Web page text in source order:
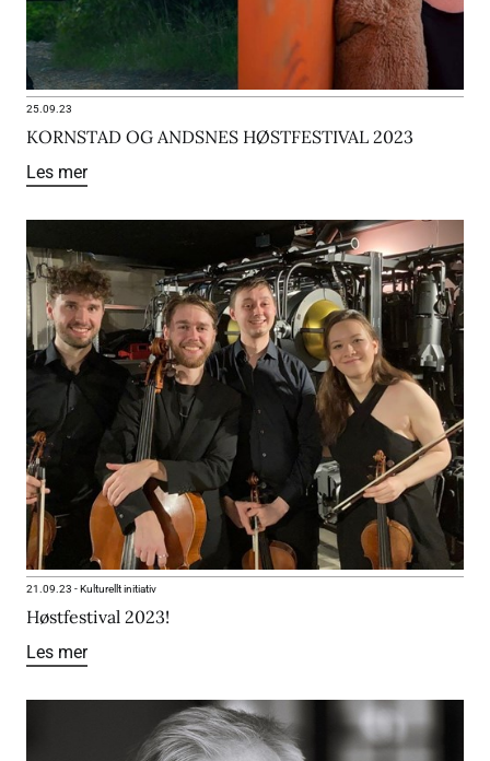
25.09.23
KORNSTAD OG ANDSNES HØSTFESTIVAL 2023
Les mer
21.09.23 -Kulturellt initiativ
Høstfestival 2023!
Les mer